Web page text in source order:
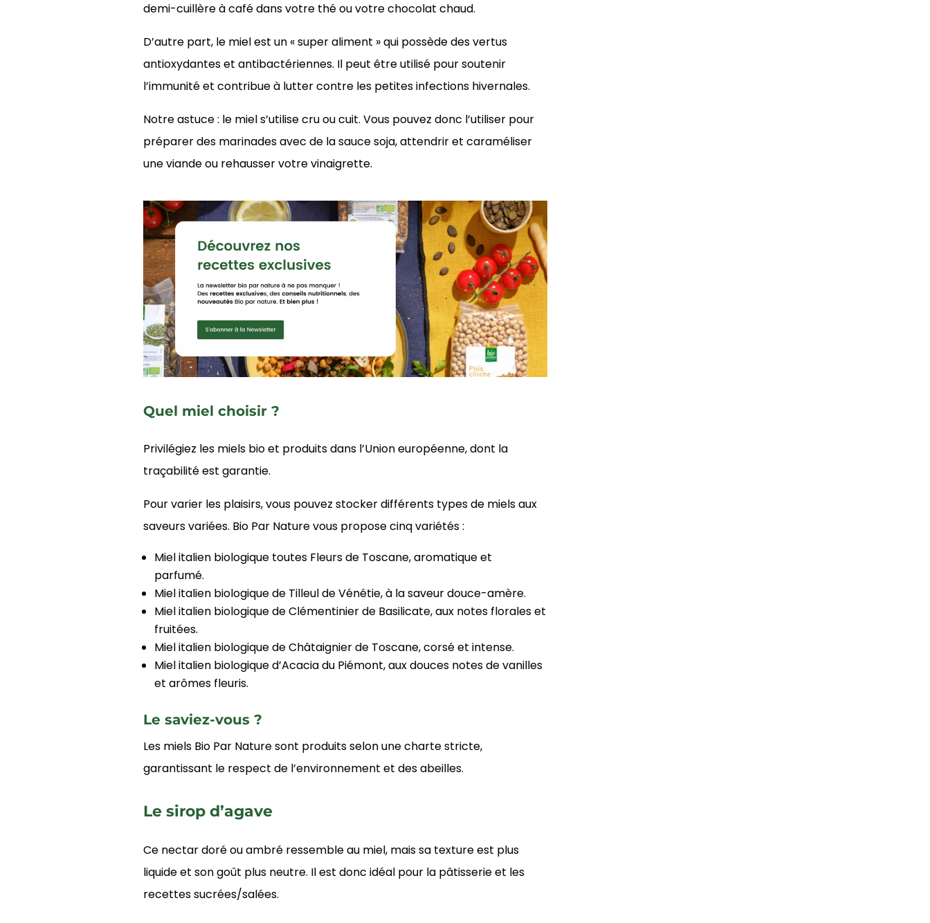
demi-cuillère à café dans votre thé ou votre chocolat chaud.
D’autre part, le miel est un « super aliment » qui possède des vertus
antioxydantes et antibactériennes. Il peut être utilisé pour soutenir
l’immunité et contribue à lutter contre les petites infections hivernales.
Notre astuce : le miel s’utilise cru ou cuit. Vous pouvez donc l’utiliser pour
préparer des marinades avec de la sauce soja, attendrir et caraméliser
une viande ou rehausser votre vinaigrette.
Quel miel choisir ?
Privilégiez les miels bio et produits dans l’Union européenne, dont la
traçabilité est garantie.
Pour varier les plaisirs, vous pouvez stocker différents types de miels aux
saveurs variées. Bio Par Nature vous propose cinq variétés :
Miel italien biologique toutes Fleurs de Toscane, aromatique et
parfumé.
Miel italien biologique de Tilleul de Vénétie, à la saveur douce-amère.
Miel italien biologique de Clémentinier de Basilicate, aux notes florales et
fruitées.
Miel italien biologique de Châtaignier de Toscane, corsé et intense.
Miel italien biologique d’Acacia du Piémont, aux douces notes de vanilles
et arômes fleuris.
Le saviez-vous ?
Les miels Bio Par Nature sont produits selon une charte stricte,
garantissant le respect de l’environnement et des abeilles.
Le sirop d’agave
Ce nectar doré ou ambré ressemble au miel, mais sa texture est plus
liquide et son goût plus neutre. Il est donc idéal pour la pâtisserie et les
recettes sucrées/salées.